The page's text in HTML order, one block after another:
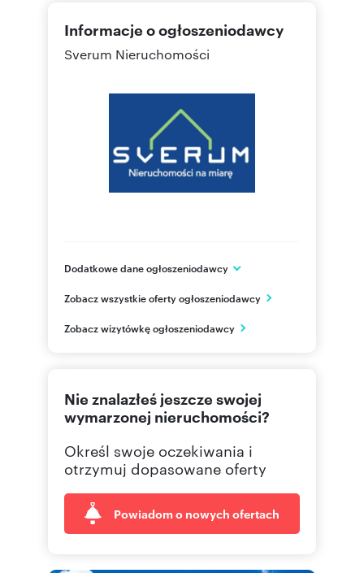
Informacje o ogłoszeniodawcy
Sverum Nieruchomości
Dodatkowe dane ogłoszeniodawcy
Częstochowa
PL
517882 Pokaż telefon
Zobacz wszystkie oferty ogłoszeniodawcy
Zobacz wizytówkę ogłoszeniodawcy
Nie znalazłeś jeszcze swojej
wymarzonej nieruchomości?
Określ swoje oczekiwania i
otrzymuj dopasowane oferty
Powiadom o nowych ofertach